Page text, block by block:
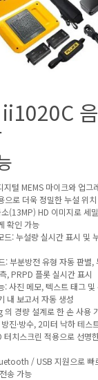
지털 MEMS 마이크와 업그
으로 더욱 정밀한 누설 위치
(13MP) HD 이미지로 세
확인 가능
: 누설량 실시간 표시 및
: 부분방전 유형 자동 판별,
, PRPD 플롯 실시간 표시
: 사진 메모, 텍스트 태그 및
내 보고서 자동 생성
의 경량 설계로 한 손 사용
진·방수, 2미터 낙하 테스
터치스크린 적용으로 선명
/ USB 지원으로 빠
송 가능